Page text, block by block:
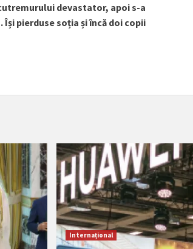
devastator, apoi s-a
Își pierduse soția și încă doi copii
Internațional